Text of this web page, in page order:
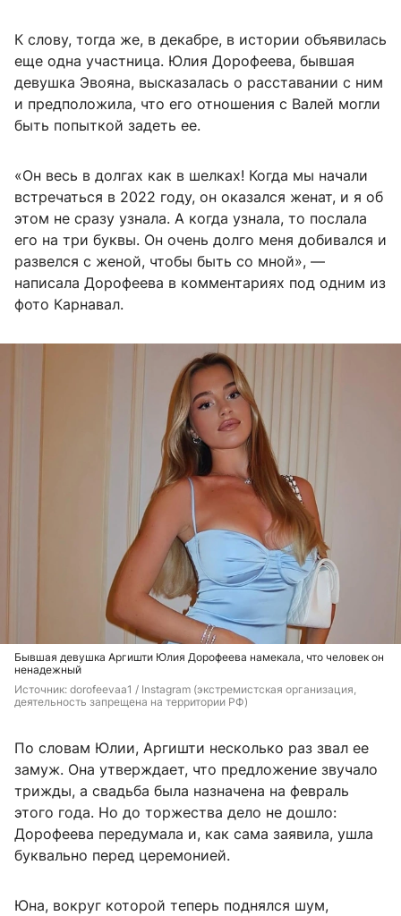
К слову, тогда же, в декабре, в истории объявилась
еще одна участница. Юлия Дорофеева, бывшая
девушка Эвояна, высказалась о расставании с ним
и предположила, что его отношения с Валей могли
быть попыткой задеть ее.
«Он весь в долгах как в шелках! Когда мы начали
встречаться в 2022 году, он оказался женат, и я об
этом не сразу узнала. А когда узнала, то послала
его на три буквы. Он очень долго меня добивался и
развелся с женой, чтобы быть со мной», —
написала Дорофеева в комментариях под одним из
фото Карнавал.
Бывшая девушка Аргишти Юлия Дорофеева намекала, что человек он
ненадежный
Источник: dorofeevaa1 / Instagram (экстремистская организация,
деятельность запрещена на территории РФ)
По словам Юлии, Аргишти несколько раз звал ее
замуж. Она утверждает, что предложение звучало
трижды, а свадьба была назначена на февраль
этого года. Но до торжества дело не дошло:
Дорофеева передумала и, как сама заявила, ушла
буквально перед церемонией.
Юна, вокруг которой теперь поднялся шум,